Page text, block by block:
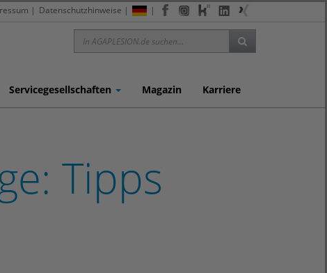
|
| Datenschutzhinweise |
Servicegesellschaften Magazin Karriere
Tipps